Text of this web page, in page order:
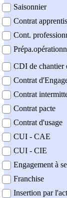
Saisonnier
Contrat
Cont.
CDI de chantier
Contrat
Contrat
Contrat pacte
Contrat d'usage
CUI - CAE
CUI - CIE
Engagement à
Franchise
Insertion par